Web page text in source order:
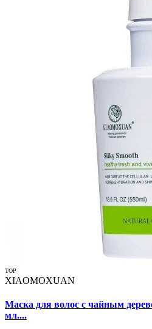
TOP
XIAOMOXUAN
Маска для волос с чайным
мл....